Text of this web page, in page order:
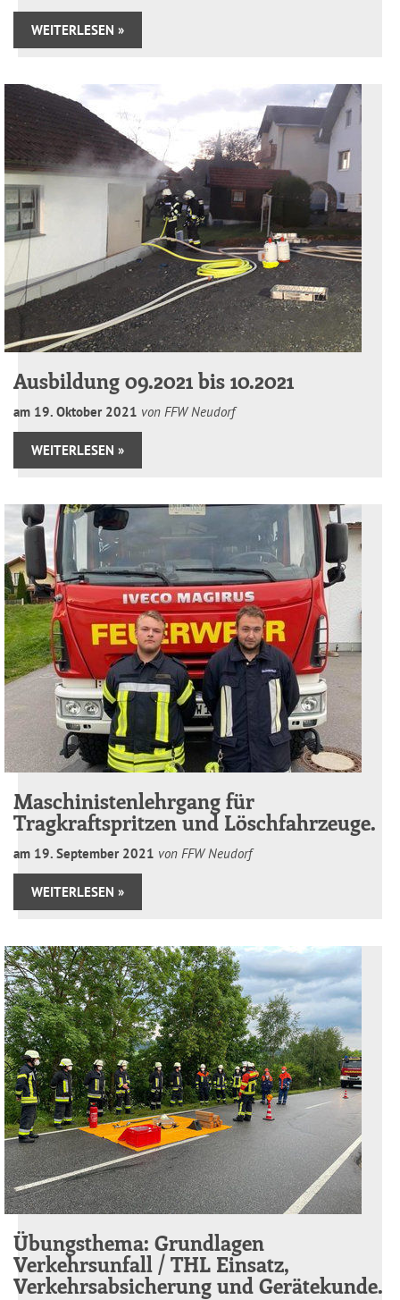
WEITERLESEN »
Ausbildung 09.2021 bis 10.2021
am 19. Oktober 2021 von FFW Neudorf
WEITERLESEN »
Maschinistenlehrgang für
Tragkraftspritzen und Löschfahrzeuge.
am 19. September 2021 von FFW Neudorf
WEITERLESEN »
Übungsthema: Grundlagen
Verkehrsunfall / THL Einsatz,
Verkehrsabsicherung und Gerätekunde.